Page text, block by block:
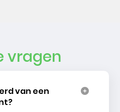
vragen
van een